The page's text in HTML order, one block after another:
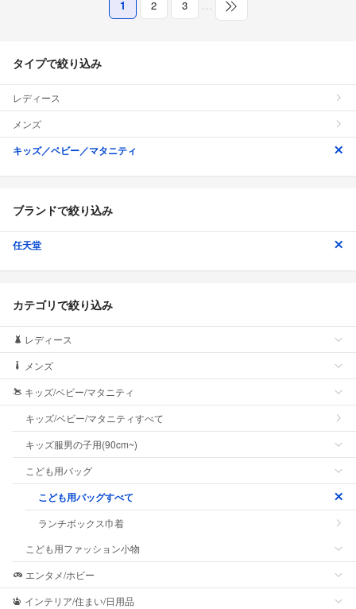
1 2 3 …
タイプで絞り込み
レディース
メンズ
キッズ／ベビー／マタニティ
ブランドで絞り込み
任天堂
カテゴリで絞り込み
レディース
メンズ
キッズ/ベビー/マタニティ
キッズ/ベビー/マタニティすべて
キッズ服男の子用(90cm~)
こども用バッグ
こども用バッグすべて
ランチボックス巾着
こども用ファッション小物
エンタメ/ホビー
インテリア/住まい/日用品